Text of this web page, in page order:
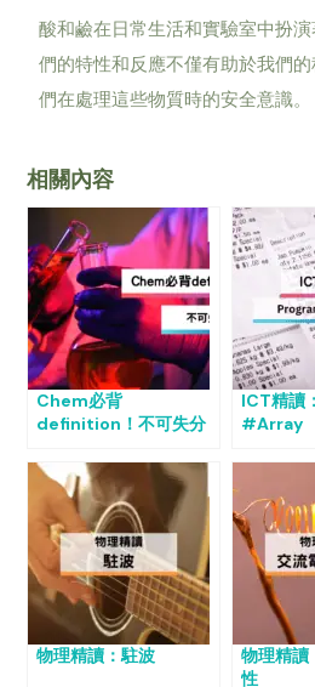
酸和鹼在日常生活和實驗室中扮
們的特性和反應不僅有助於我們
們在處理這些物質時的安全意識。
相關內容
Chem必背
definition！不可失分
ICT精讀
#Array
物理精讀：駐波
物理精讀
性